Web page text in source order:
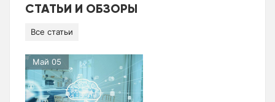
СТАТЬИ И ОБЗОРЫ
Все статьи
Май 05